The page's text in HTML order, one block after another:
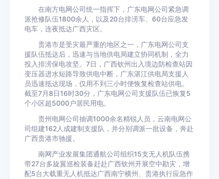
在南方电网公司统一指挥下，广东电网公司紧急调
派抢修队伍1800余人，以及20台排涝车、60台应急发
电车，连夜抵达广西灾区。
贵港市是受灾最严重的地区之一，广东电网公司支
援队伍抵达后，迅速与当地供电局建立协同机制，全力
投入排涝保电攻坚。7日，广西钦州出入境边防检查站因
变压器进水短路导致供电中断，广东湛江供电局支援人
员迅速抵达现场，仅用不到三小时便恢复检查站供电。
截至7月8日16时30分，广东电网公司支援队伍已恢复5
个小区超5000户居民用电。
贵州电网公司抽调1000余名精锐人员，云南电网公
司组建162人成建制支援队，并分别调派一批设备，奔赴
广西贵港市驰援。
南网产业发展集团通航公司组织15支无人机队伍携
带27台多旋翼巡检装备赶赴广西钦州开展空中勘灾，增
配5台大载重无人机抵达广西南宁横州、贵港执行应急作